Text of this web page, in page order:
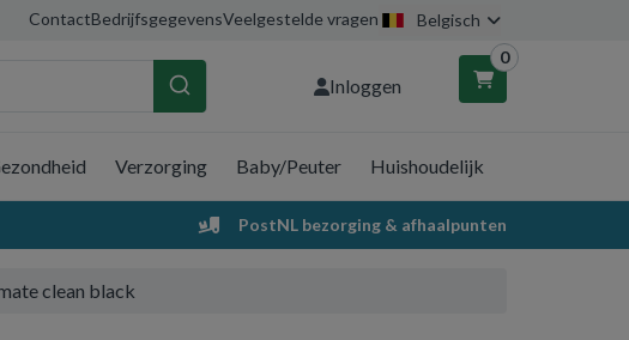
ContactBedrijfsgegevensVeelgestelde vragen Belgisch
Inloggen
0
Winkelwagen
Verzorging Baby/Peuter Huishoudelijk
PostNL bezorging & afhaalpunten
clean black